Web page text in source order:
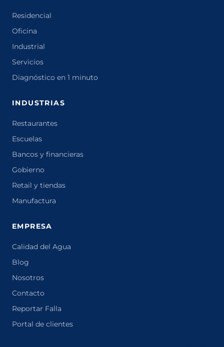
Residencial
Oficina
Industrial
Servicios
Diagnóstico en 1 minuto
INDUSTRIAS
Restaurantes
Escuelas
Bancos y financieras
Gobierno
Retail y tiendas
Manufactura
EMPRESA
Calidad del Agua
Blog
Nosotros
Contacto
Reportar Falla
Portal de clientes